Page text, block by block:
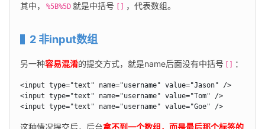
其中， %5B%5D 就是中括号 ，代表数组。
2 非input数组
另一种容易混淆的提交方式，就是name后面没有中括号 ：
<input type="text" name="username" value="Jason" />
<input type="text" name="username" value="Tom" />
<input type="text" name="username" value="Goe" />